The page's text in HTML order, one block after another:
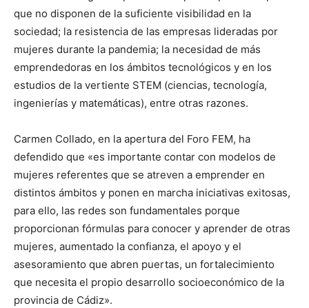
que no disponen de la suficiente visibilidad en la
sociedad; la resistencia de las empresas lideradas por
mujeres durante la pandemia; la necesidad de más
emprendedoras en los ámbitos tecnológicos y en los
estudios de la vertiente STEM (ciencias, tecnología,
ingenierías y matemáticas), entre otras razones.
Carmen Collado, en la apertura del Foro FEM, ha
defendido que «es importante contar con modelos de
mujeres referentes que se atreven a emprender en
distintos ámbitos y ponen en marcha iniciativas exitosas,
para ello, las redes son fundamentales porque
proporcionan fórmulas para conocer y aprender de otras
mujeres, aumentado la confianza, el apoyo y el
asesoramiento que abren puertas, un fortalecimiento
que necesita el propio desarrollo socioeconómico de la
provincia de Cádiz».